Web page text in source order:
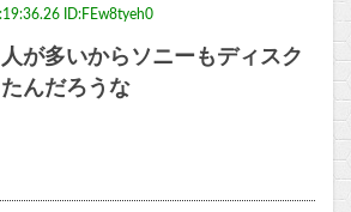
ID:FEw8tyeh0
が多いからソニーもディスク
んだろうな